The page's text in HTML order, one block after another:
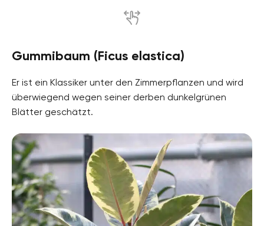
Gummibaum (Ficus elastica)
Er ist ein Klassiker unter den Zimmerpflanzen und wird
überwiegend wegen seiner derben dunkelgrünen
Blätter geschätzt.